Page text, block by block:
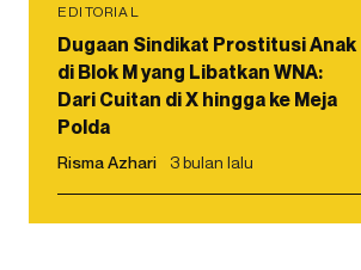
EDITORIAL
Dugaan Sindikat Prostitusi Anak
di Blok M yang Libatkan WNA:
Dari Cuitan di X hingga ke Meja
Polda
Risma Azhari 3 bulan lalu